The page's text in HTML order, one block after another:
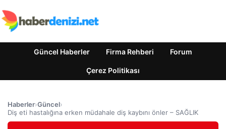
Güncel Haberler Firma Rehberi Forum
Çerez Politikası
Haberler›Güncel›
Diş eti hastalığına erken müdahale diş kaybını önler – SAĞLIK